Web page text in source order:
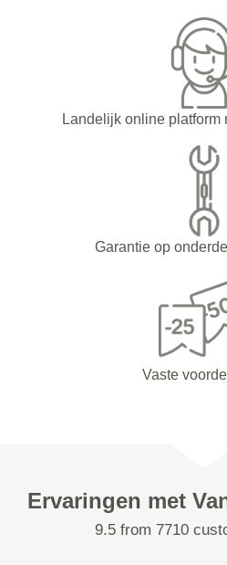
Landelijk online platform
Garantie op
Vaste
Ervaringen met
9.5 from 7710